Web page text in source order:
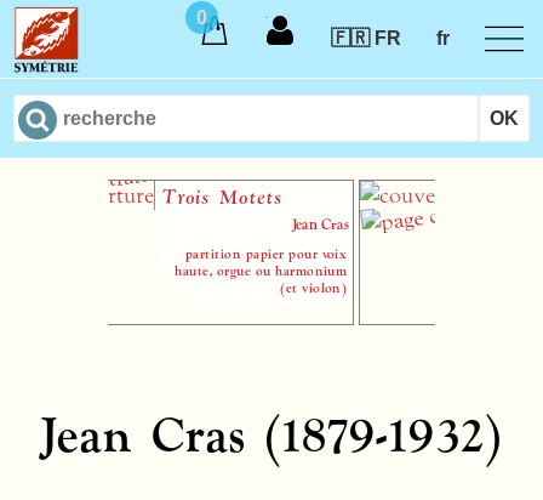
0
🇫🇷 FR
fr
Trois Motets
Jean Cras
partition papier pour voix
haute, orgue ou harmonium
(et violon)
Jean Cras (1879-1932)